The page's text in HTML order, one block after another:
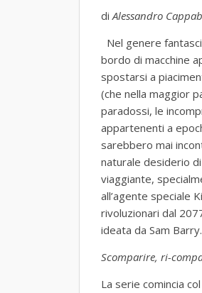
diAlessandro
Nel genere
bordo di macchine
spostarsi a
(che nella maggior
paradossi, le
appartenenti a
sarebbero mai
naturale desiderio
viaggiante,
all’agente speciale
rivoluzionari dal
ideata da Sam Barry.
Scomparire, ri-
La serie comincia